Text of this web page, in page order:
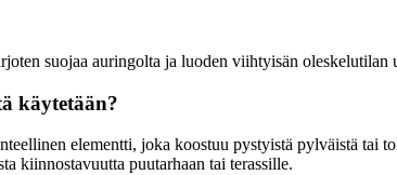
suojaa auringolta ja luoden viihtyisän
käytetään?
elementti, joka koostuu pystyistä pylväistä tai
kiinnostavuutta puutarhaan tai terassille.